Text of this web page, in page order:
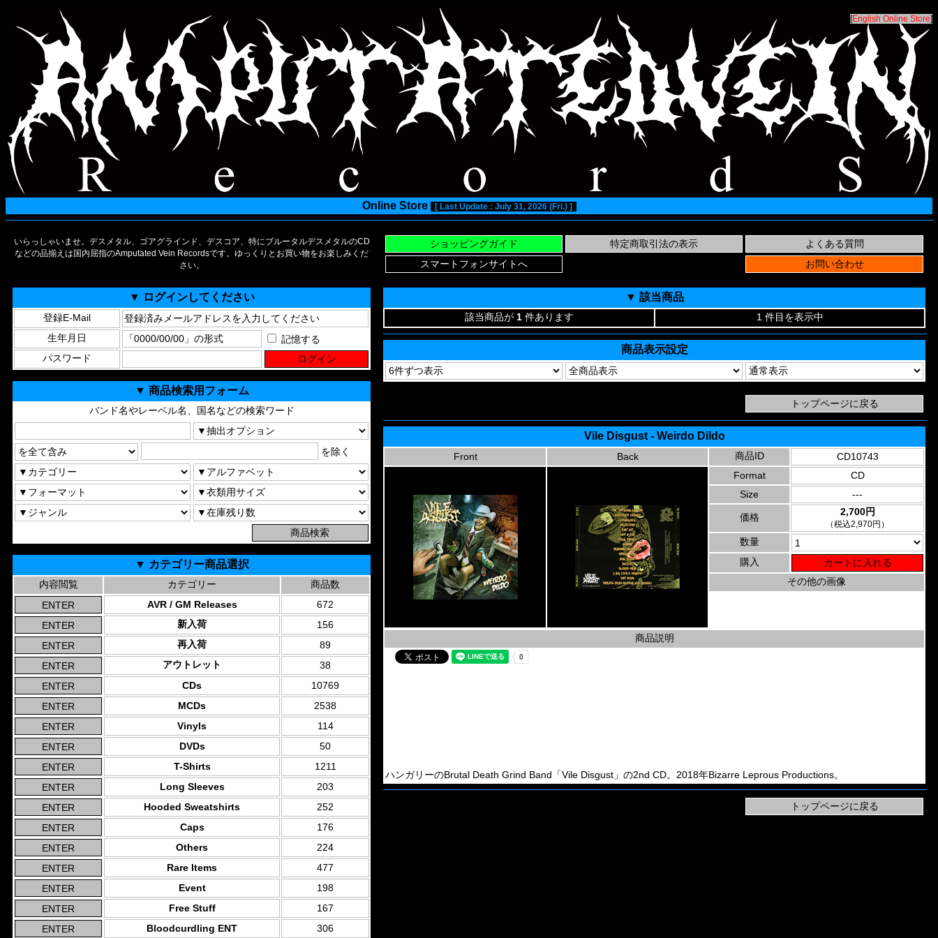
[English Online Store]
Online Store [ Last Update : July 31, 2026 (Fri.) ]
いらっしゃいませ。デスメタル、ゴアグラインド、デスコア、特にブルータルデスメタルのCD
などの品揃えは国内屈指のAmputated Vein Recordsです。ゆっくりとお買い物をお楽しみくだ
さい。
▼ ログインしてください
登録E-Mail
生年月日
記憶する
パスワード
▼ 商品検索用フォーム
バンド名やレーベル名、国名などの検索ワード
を除く
▼ カテゴリー商品選択
内容閲覧 カテゴリー
商品数
AVR / GM Releases
672
新入荷
156
再入荷
89
アウトレット
38
CDs
10769
MCDs
2538
Vinyls
114
DVDs
50
T-Shirts
1211
Long Sleeves
203
Hooded Sweatshirts
252
Caps
176
Others
224
Rare Items
477
Event
198
Free Stuff
167
Bloodcurdling ENT
306
▼ 該当商品
該当商品が 1 件あります 1 件目を表示中
商品表示設定
Vile Disgust - Weirdo Dildo
Front Back 商品ID
CD10743
Format
CD
Size
---
価格 2,700円
（税込2,970円）
数量
購入
その他の画像
商品説明
ハンガリーのBrutal Death Grind Band「Vile Disgust」の2nd CD。2018年Bizarre Leprous Productions。